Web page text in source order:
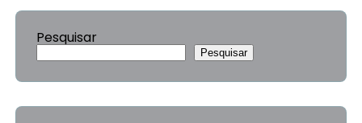
Pesquisar
Pesquisar